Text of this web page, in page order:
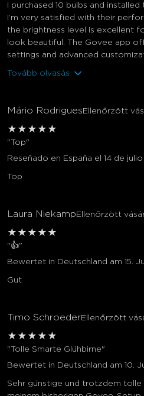
I purchased 10 bulbs and
I’m very satisfied with their
the brightness level is excellent
look beautiful. The Govee app
settings and advanced
Tovább olvasás
Mário RodriguesEllenőrzött
★ ★ ★ ★ ★
"Top"
Reseñado en España el 14 de
Top
Laura NiekampEllenőrzött
★ ★ ★ ★ ★
"👍"
Bewertet in Deutschland am 15.
Gut
Timo SchroederEllenőrzött
★ ★ ★ ★ ★
"Tolle Smarte Glühbirne"
Bewertet in Deutschland am 10.
Sehr günstige und trotzdem tolle